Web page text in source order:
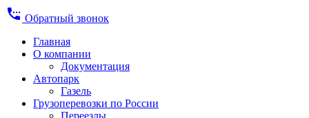
settings_phone Обратный звонок
Главная
О компании
Документация
Автопарк
Газель
Грузоперевозки по России
Переезды